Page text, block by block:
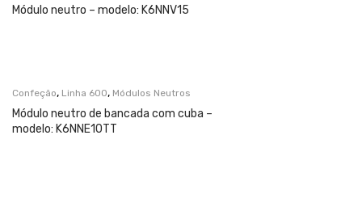
Módulo neutro – modelo: K6NNV15
Confeção, Linha 600, Módulos Neutros
Módulo neutro de bancada com cuba –
modelo: K6NNE10TT